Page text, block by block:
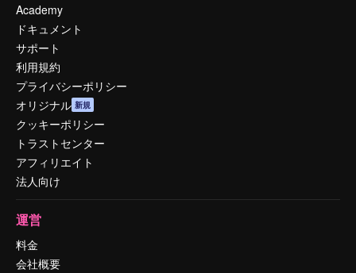
Academy
ドキュメント
サポート
利用規約
プライバシーポリシー
オリジナル 新規
クッキーポリシー
トラストセンター
アフィリエイト
法人向け
運営
料金
会社概要